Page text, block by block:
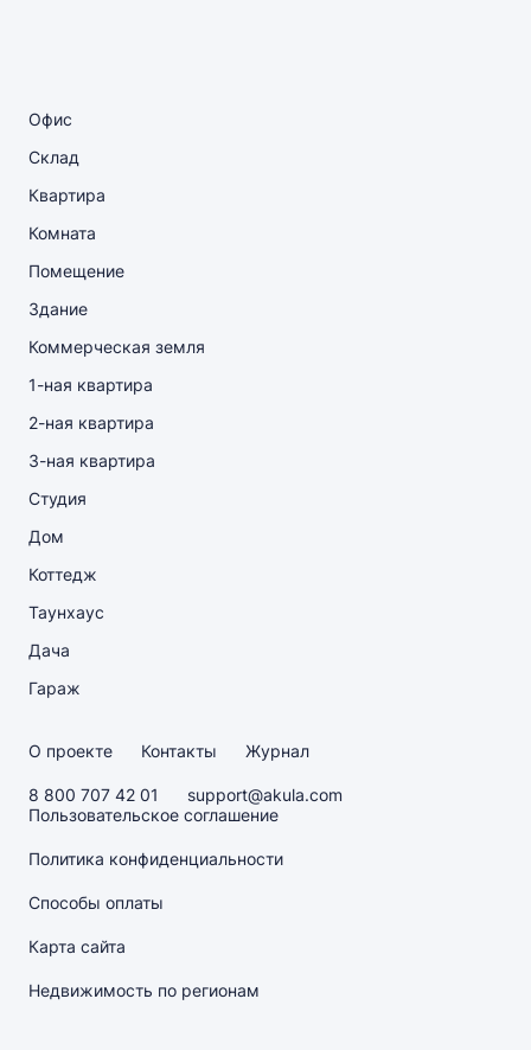
Офис
Склад
Квартира
Комната
Помещение
Здание
Коммерческая земля
1-ная квартира
2-ная квартира
3-ная квартира
Студия
Дом
Коттедж
Таунхаус
Дача
Гараж
О проекте Контакты Журнал
8 800 707 42 01
support@akula.com
Пользовательское соглашение
Политика конфиденциальности
Способы оплаты
Карта сайта
Недвижимость по регионам